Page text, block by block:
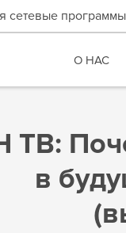
сетевые
О НАС
ТВ:
в